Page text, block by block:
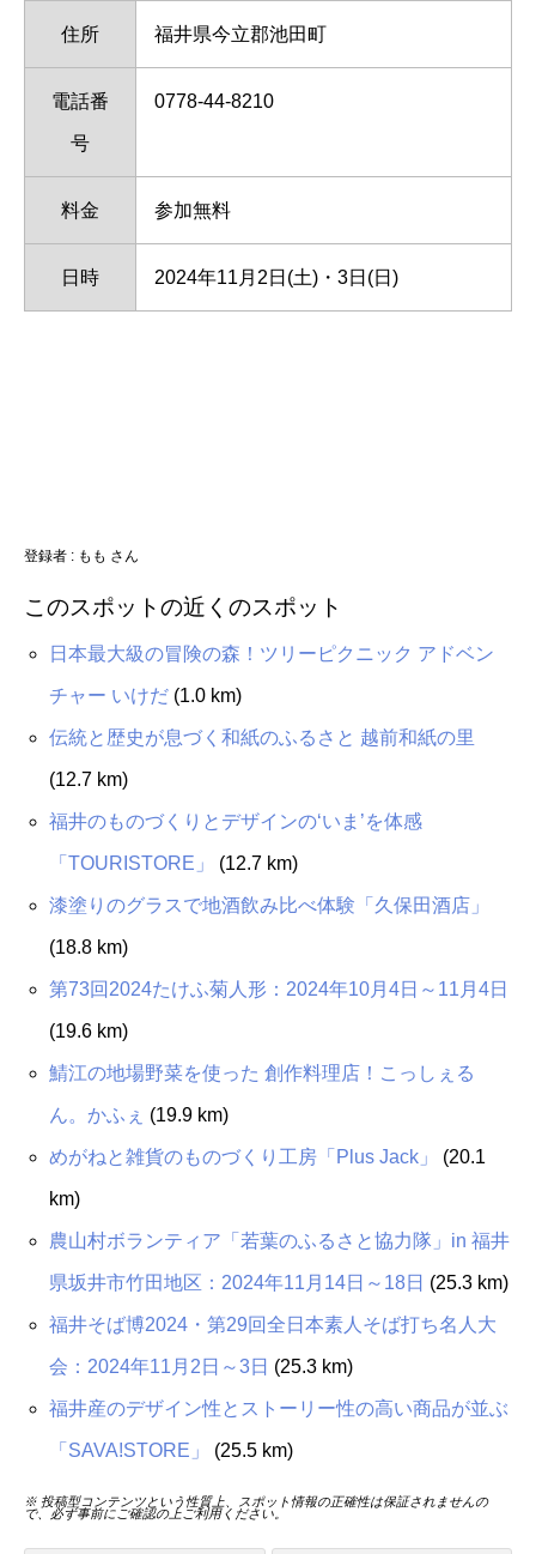
住所 福井県今立郡池田町
電話番
号
0778-44-8210
料金 参加無料
日時 2024年11月2日(土)・3日(日)
登録者 : もも さん
このスポットの近くのスポット
日本最大級の冒険の森！ツリーピクニック アドベン
チャー いけだ(1.0 km)
伝統と歴史が息づく和紙のふるさと 越前和紙の里
(12.7 km)
福井のものづくりとデザインの‘いま’を体感
「TOURISTORE」 (12.7 km)
漆塗りのグラスで地酒飲み比べ体験「久保田酒店」
(18.8 km)
第73回2024たけふ菊人形：2024年10月4日～11月4日
(19.6 km)
鯖江の地場野菜を使った 創作料理店！こっしぇる
ん。かふぇ (19.9 km)
めがねと雑貨のものづくり工房「Plus Jack」 (20.1
km)
農山村ボランティア「若葉のふるさと協力隊」in 福井
県坂井市竹田地区：2024年11月14日～18日 (25.3 km)
福井そば博2024・第29回全日本素人そば打ち名人大
会：2024年11月2日～3日 (25.3 km)
福井産のデザイン性とストーリー性の高い商品が並ぶ
「SAVA!STORE」 (25.5 km)
※ 投稿型コンテンツという性質上、スポット情報の正確性は保証されませんの
で、必ず事前にご確認の上ご利用ください。